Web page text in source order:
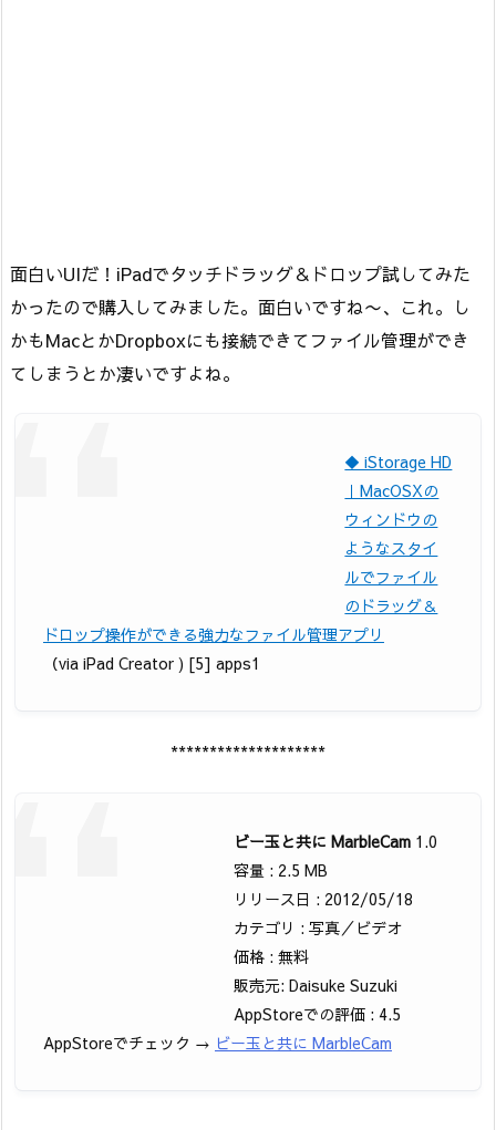
面白いUIだ！iPadでタッチドラッグ＆ドロップ試してみた
かったので購入してみました。面白いですね〜、これ。し
かもMacとかDropboxにも接続できてファイル管理ができ
てしまうとか凄いですよね。
◆ iStorage HD
｜MacOSXの
ウィンドウの
ようなスタイ
ルでファイル
のドラッグ＆
ドロップ操作ができる強力なファイル管理アプリ
（via iPad Creator ) [5] apps1
********************
ビー玉と共に MarbleCam 1.0
容量 : 2.5 MB
リリース日 : 2012/05/18
カテゴリ : 写真／ビデオ
価格 : 無料
販売元: Daisuke Suzuki
AppStoreでの評価 : 4.5
AppStoreでチェック → ビー玉と共に MarbleCam